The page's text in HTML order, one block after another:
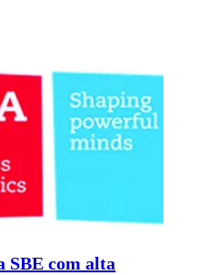
SBE com alta